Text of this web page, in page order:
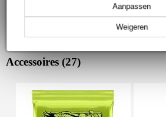
Weigeren
Aanpassen
Accessoires (27)